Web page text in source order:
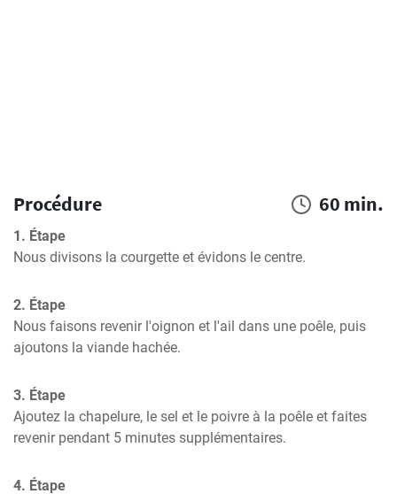
Procédure 60 min.
1. Étape
Nous divisons la courgette et évidons le centre.
2. Étape
Nous faisons revenir l'oignon et l'ail dans une poêle, puis
ajoutons la viande hachée.
3. Étape
Ajoutez la chapelure, le sel et le poivre à la poêle et faites
revenir pendant 5 minutes supplémentaires.
4. Étape